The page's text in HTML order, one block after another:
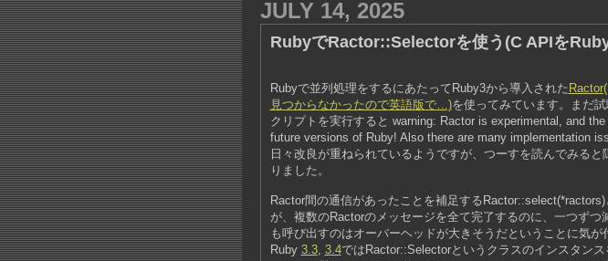
JULY 14, 2025
RubyでRactor::Selectorを使う(C APIを
Rubyで並列処理をするにあたってRuby3から導入された
見つからなかったので英語版で…)を使ってみています。まだ
クリプトを実行すると warning: Ractor is experimental, and
future versions of Ruby! Also there are many implementation
日々改良が重ねられているようですが、つーすを読んでみる
りました。
Ractor間の通信があったことを補足する
が、複数のRactorのメッセージを全て完了するのに、一つずつ
も呼び出すのはオーバーヘッドが大きそうだということに気が
Ruby 3.3, 3.4ではRactor::Selectorというクラスのインスタン